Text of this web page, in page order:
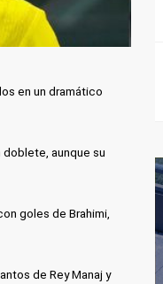
en un dramático
doblete, aunque su
goles de Brahimi,
de Rey Manaj y